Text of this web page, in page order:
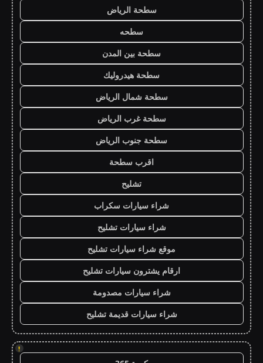
سطحة الرياض
سطحه
سطحة بين المدن
سطحة هيدروليك
سطحة شمال الرياض
سطحة غرب الرياض
سطحة جنوب الرياض
اقرب سطحة
تشليح
شراء سيارات سكراب
شراء سيارات تشليح
موقع شراء سيارات تشليح
ارقام يشترون سيارات تشليح
شراء سيارات مصدومة
شراء سيارات قديمة تشليح
!